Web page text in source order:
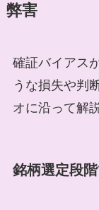
弊害
確証バイアス
うな損失や判
オに沿って解
銘柄選定段